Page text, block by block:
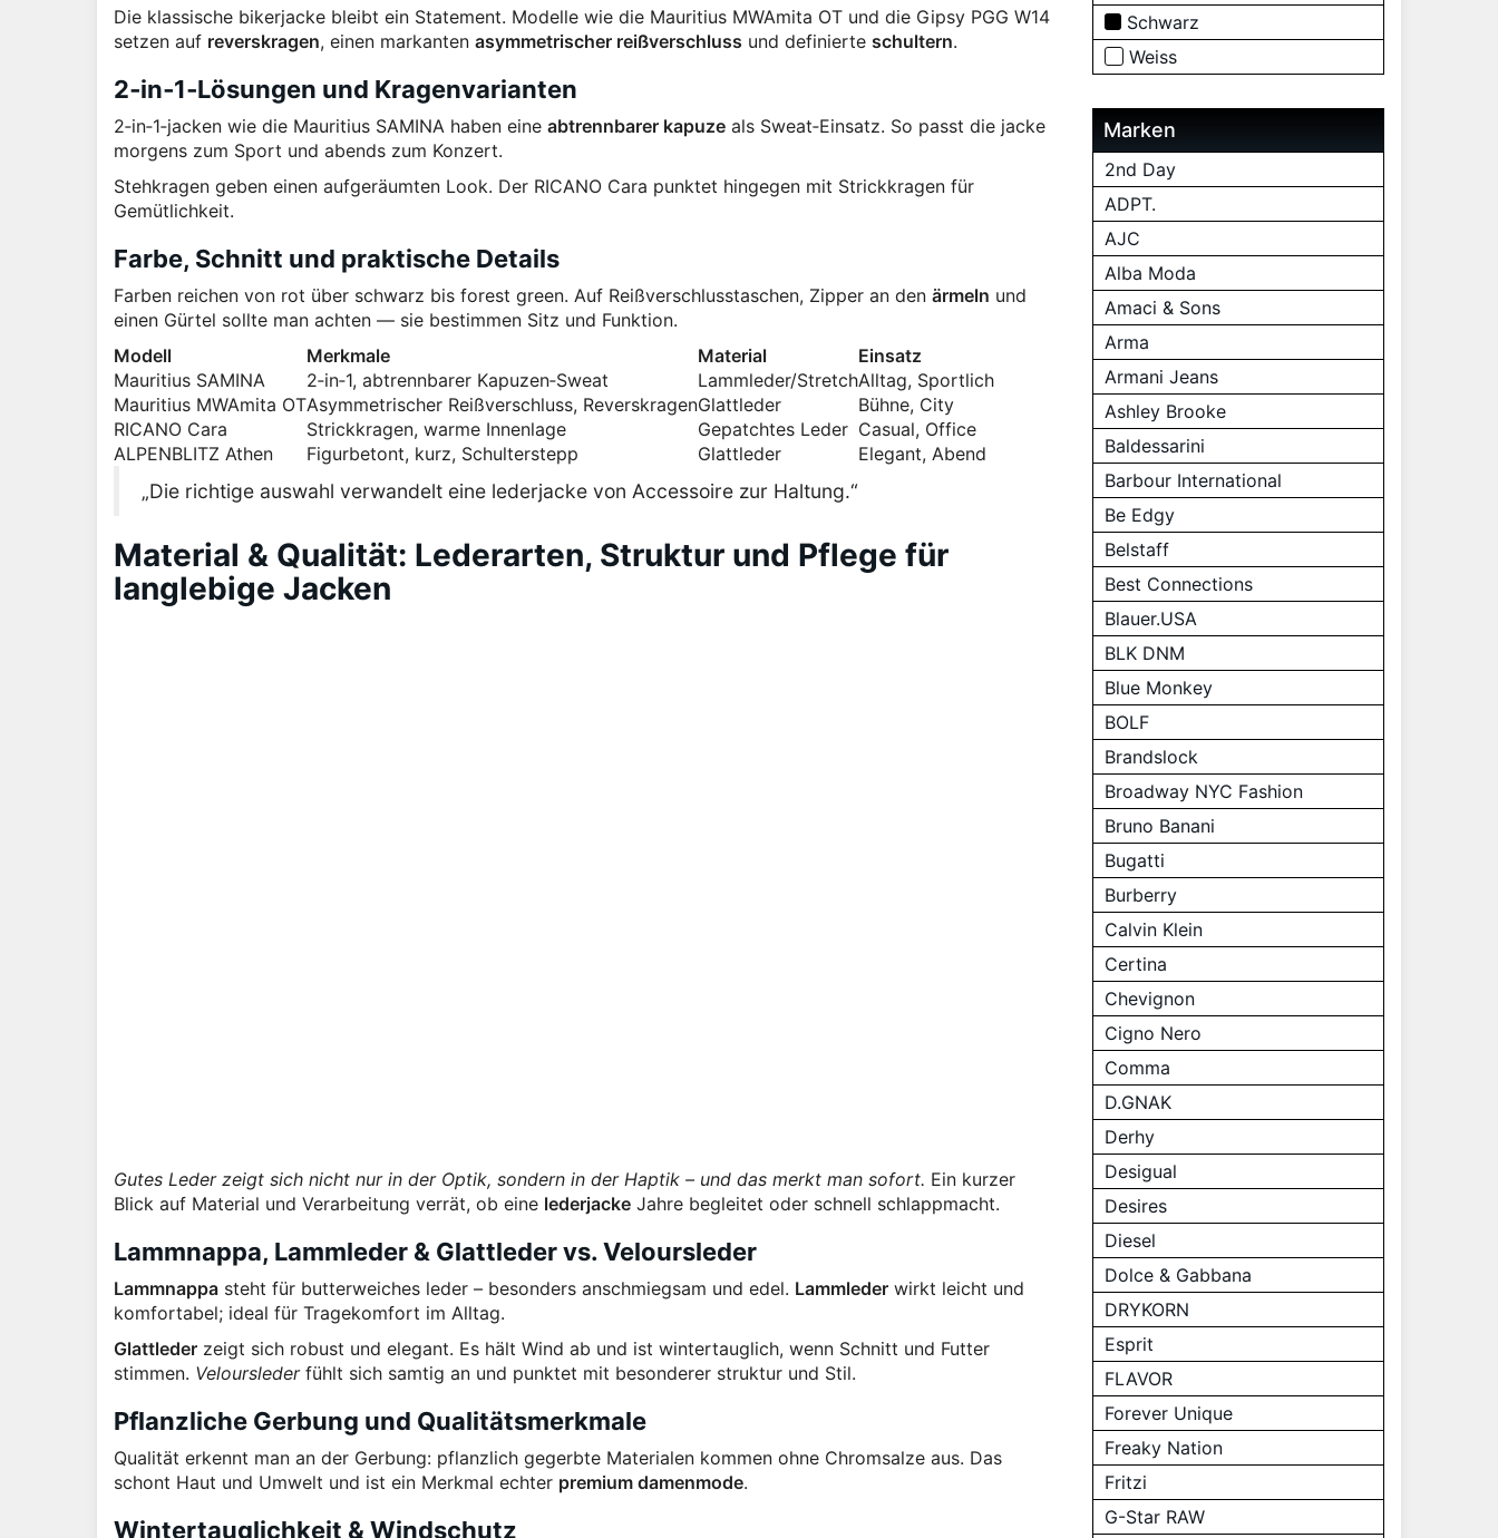
Die klassische bikerjacke bleibt ein Statement. Modelle wie die Mauritius MWAmita OT und die Gipsy PGG W14
setzen auf reverskragen, einen markanten asymmetrischer reißverschluss und definierte schultern.
2‑in‑1‑Lösungen und Kragenvarianten
2‑in‑1‑jacken wie die Mauritius SAMINA haben eine abtrennbarer kapuze als Sweat‑Einsatz. So passt die jacke
morgens zum Sport und abends zum Konzert.
Stehkragen geben einen aufgeräumten Look. Der RICANO Cara punktet hingegen mit Strickkragen für
Gemütlichkeit.
Farbe, Schnitt und praktische Details
Farben reichen von rot über schwarz bis forest green. Auf Reißverschlusstaschen, Zipper an den ärmeln und
einen Gürtel sollte man achten — sie bestimmen Sitz und Funktion.
Modell
Merkmale Material
Einsatz
Mauritius SAMINA
2‑in‑1, abtrennbarer Kapuzen‑Sweat Lammleder/StretchAlltag, Sportlich
Mauritius MWAmita OTAsymmetrischer Reißverschluss, ReverskragenGlattleder
Bühne, City
RICANO Cara
Strickkragen, warme Innenlage Gepatchtes Leder Casual, Office
ALPENBLITZ Athen
Figurbetont, kurz, Schulterstepp Glattleder Elegant, Abend
„Die richtige auswahl verwandelt eine lederjacke von Accessoire zur Haltung.“
Material & Qualität: Lederarten, Struktur und Pflege für
langlebige Jacken
Gutes Leder zeigt sich nicht nur in der Optik, sondern in der Haptik – und das merkt man sofort. Ein kurzer
Blick auf Material und Verarbeitung verrät, ob eine lederjacke Jahre begleitet oder schnell schlappmacht.
Lammnappa, Lammleder & Glattleder vs. Veloursleder
Lammnappa steht für butterweiches leder – besonders anschmiegsam und edel. Lammleder wirkt leicht und
komfortabel; ideal für Tragekomfort im Alltag.
Glattleder zeigt sich robust und elegant. Es hält Wind ab und ist wintertauglich, wenn Schnitt und Futter
stimmen. Velourslederfühlt sich samtig an und punktet mit besonderer struktur und Stil.
Pflanzliche Gerbung und Qualitätsmerkmale
Qualität erkennt man an der Gerbung: pflanzlich gegerbte Materialen kommen ohne Chromsalze aus. Das
schont Haut und Umwelt und ist ein Merkmal echter premium damenmode.
Wintertauglichkeit & Windschutz
Schwarz
Weiss
Marken
2nd Day
ADPT.
AJC
Alba Moda
Amaci & Sons
Arma
Armani Jeans
Ashley Brooke
Baldessarini
Barbour International
Be Edgy
Belstaff
Best Connections
Blauer.USA
BLK DNM
Blue Monkey
BOLF
Brandslock
Broadway NYC Fashion
Bruno Banani
Bugatti
Burberry
Calvin Klein
Certina
Chevignon
Cigno Nero
Comma
D.GNAK
Derhy
Desigual
Desires
Diesel
Dolce & Gabbana
DRYKORN
Esprit
FLAVOR
Forever Unique
Freaky Nation
Fritzi
G-Star RAW